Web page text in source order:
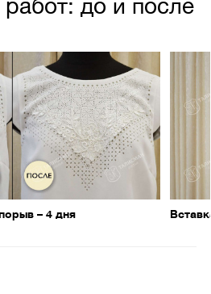
до и после
– 4 дня